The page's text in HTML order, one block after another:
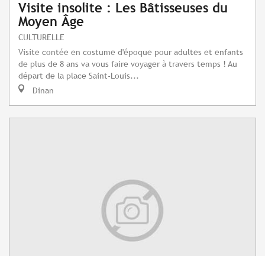
Visite insolite : Les Bâtisseuses du
Moyen Âge
CULTURELLE
Visite contée en costume d'époque pour adultes et enfants
de plus de 8 ans va vous faire voyager à travers temps ! Au
départ de la place Saint-Louis...
Dinan